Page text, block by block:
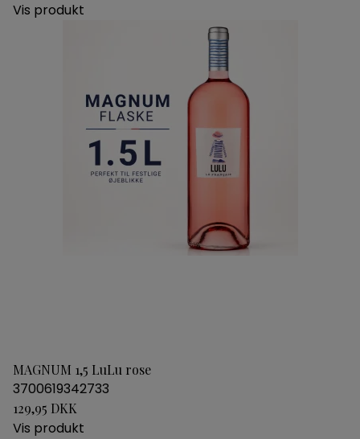
Vis produkt
MAGNUM 1,5 LuLu rose
3700619342733
129,95 DKK
Vis produkt